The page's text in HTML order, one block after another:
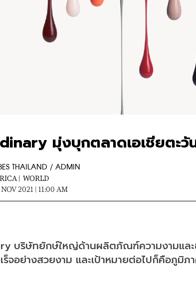
มุ่งบุกตลาดเอเชียตะวั
THAILAND / ADMIN
| WORLD
NOV 2021 | 11:00 AM
บริษัทยักษ์ใหญ่ด้านผลิตภัณฑ์ความงามและ
ร็จอย่างสวยงาม และเป้าหมายต่อไปก็คือภูมิภ